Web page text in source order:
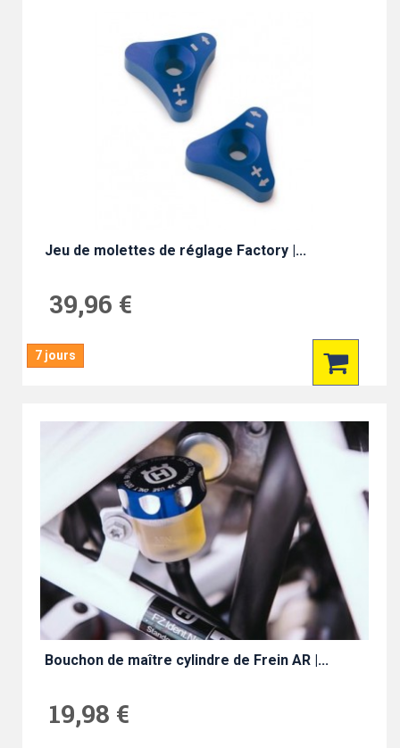
Jeu de molettes de réglage Factory |...
39,96 €
7 jours
Bouchon de maître cylindre de Frein AR |...
19,98 €